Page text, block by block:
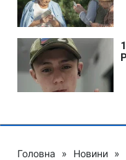
Головна » Новини »